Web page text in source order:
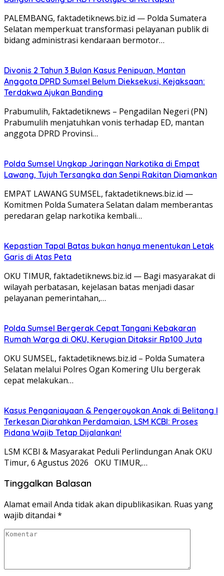
PALEMBANG, faktadetiknews.biz.id — Polda Sumatera
Selatan memperkuat transformasi pelayanan publik di
bidang administrasi kendaraan bermotor…
Divonis 2 Tahun 3 Bulan Kasus Penipuan, Mantan
Anggota DPRD Sumsel Belum Dieksekusi, Kejaksaan:
Terdakwa Ajukan Banding
Prabumulih, Faktadetiknews – Pengadilan Negeri (PN)
Prabumulih menjatuhkan vonis terhadap ED, mantan
anggota DPRD Provinsi…
Polda Sumsel Ungkap Jaringan Narkotika di Empat
Lawang, Tujuh Tersangka dan Senpi Rakitan Diamankan
EMPAT LAWANG SUMSEL, faktadetiknews.biz.id —
Komitmen Polda Sumatera Selatan dalam memberantas
peredaran gelap narkotika kembali…
Kepastian Tapal Batas bukan hanya menentukan Letak
Garis di Atas Peta
OKU TIMUR, faktadetiknews.biz.id — Bagi masyarakat di
wilayah perbatasan, kejelasan batas menjadi dasar
pelayanan pemerintahan,…
Polda Sumsel Bergerak Cepat Tangani Kebakaran
Rumah Warga di OKU, Kerugian Ditaksir Rp100 Juta
OKU SUMSEL, faktadetiknews.biz.id – Polda Sumatera
Selatan melalui Polres Ogan Komering Ulu bergerak
cepat melakukan…
Kasus Penganiayaan & Pengeroyokan Anak di Belitang I
Terkesan Diarahkan Perdamaian, LSM KCBI: Proses
Pidana Wajib Tetap Dijalankan!
LSM KCBI & Masyarakat Peduli Perlindungan Anak OKU
Timur, 6 Agustus 2026 OKU TIMUR,…
Tinggalkan Balasan
Alamat email Anda tidak akan dipublikasikan. Ruas yang
wajib ditandai *